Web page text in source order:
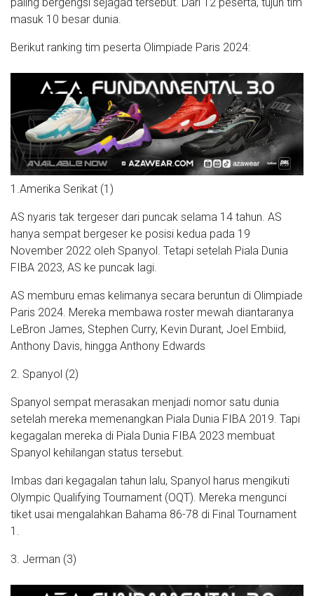
paling bergengsi sejagad tersebut. Dari 12 peserta, tujuh tim
masuk 10 besar dunia.
Berikut ranking tim peserta Olimpiade Paris 2024:
1.Amerika Serikat (1)
AS nyaris tak tergeser dari puncak selama 14 tahun. AS
hanya sempat bergeser ke posisi kedua pada 19
November 2022 oleh Spanyol. Tetapi setelah Piala Dunia
FIBA 2023, AS ke puncak lagi.
AS memburu emas kelimanya secara beruntun di Olimpiade
Paris 2024. Mereka membawa roster mewah diantaranya
LeBron James, Stephen Curry, Kevin Durant, Joel Embiid,
Anthony Davis, hingga Anthony Edwards
2. Spanyol (2)
Spanyol sempat merasakan menjadi nomor satu dunia
setelah mereka memenangkan Piala Dunia FIBA 2019. Tapi
kegagalan mereka di Piala Dunia FIBA 2023 membuat
Spanyol kehilangan status tersebut.
Imbas dari kegagalan tahun lalu, Spanyol harus mengikuti
Olympic Qualifying Tournament (OQT). Mereka mengunci
tiket usai mengalahkan Bahama 86-78 di Final Tournament
1.
3. Jerman (3)